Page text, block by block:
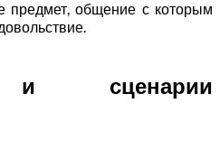
предмет, общение с которым
и сценарии